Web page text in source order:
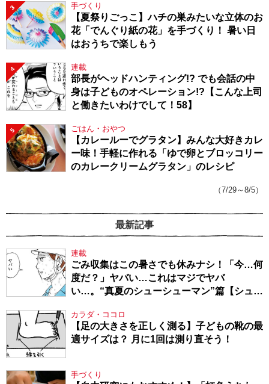
3 手づくり
【夏祭りごっこ】ハチの巣みたいな立体のお
花「でんぐり紙の花」を手づくり！ 暑い日
はおうちで楽しもう
4 連載
部長がヘッドハンティング!? でも会話の中
身は子どものオペレーション!?【こんな上司
と働きたいわけでして！58】
5 ごはん・おやつ
【カレールーでグラタン】みんな大好きカレ
ー味！手軽に作れる「ゆで卵とブロッコリー
のカレークリームグラタン」のレシピ
（7/29～8/5）
最新記事
連載
ごみ収集はこの暑さでも休みナシ！「今…何
度だ？」ヤバい…これはマジでヤバ
い…。“真夏のシューシューマン”篇【シュー
カラダ・ココロ
【足の大きさを正しく測る】子どもの靴の最
適サイズは？ 月に1回は測り直そう！
手づくり